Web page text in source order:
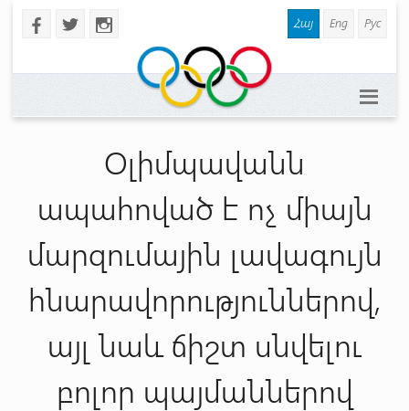
b a x Հայ Eng Рус
Օլիմպավանն
ապահոված է ոչ միայն
մարզումային լավագույն
հնարավորություններով,
այլ նաև ճիշտ սնվելու
բոլոր պայմաններով